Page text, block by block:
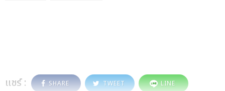
แชร์ : SHARE TWEET LINE